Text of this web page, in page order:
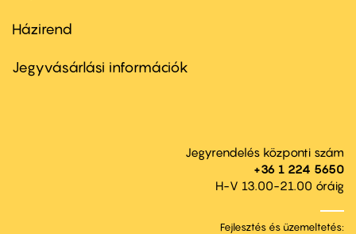
Footer
second
Házirend
Jegyvásárlási információk
Jegyrendelés központi szám
+36 1 224 5650
H-V 13.00-21.00 óráig
Fejlesztés és üzemeltetés: